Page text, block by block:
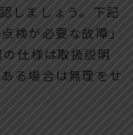
しましょう。下記
検が必要な故障」
仕様は取扱説明
る場合は無理をせ